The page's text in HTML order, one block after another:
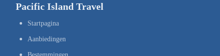
Pacific Island Travel
Startpagina
Aanbiedingen